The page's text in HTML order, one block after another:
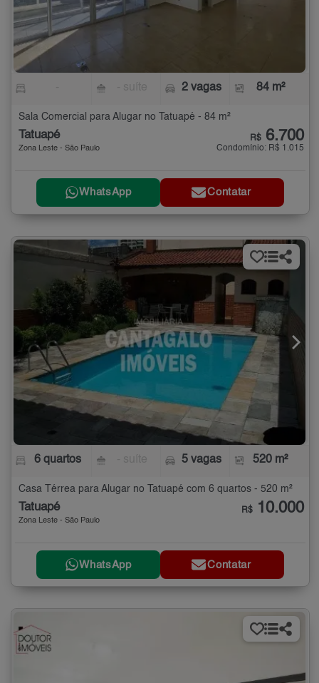
2 vagas 84 m²
Sala Comercial para Alugar no Tatuapé - 84 m²
Tatuapé
Zona Leste - São Paulo
R$ 6.700
Condomínio: R$ 1.015
WhatsApp Contatar
6 quartos 5 vagas 520 m²
Casa Térrea para Alugar no Tatuapé com 6 quartos - 520 m²
Tatuapé
Zona Leste - São Paulo
R$ 10.000
WhatsApp Contatar